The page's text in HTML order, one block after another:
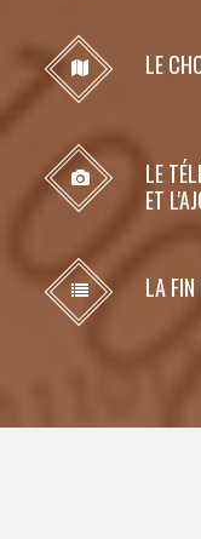
LE
LE
ET
LA FIN